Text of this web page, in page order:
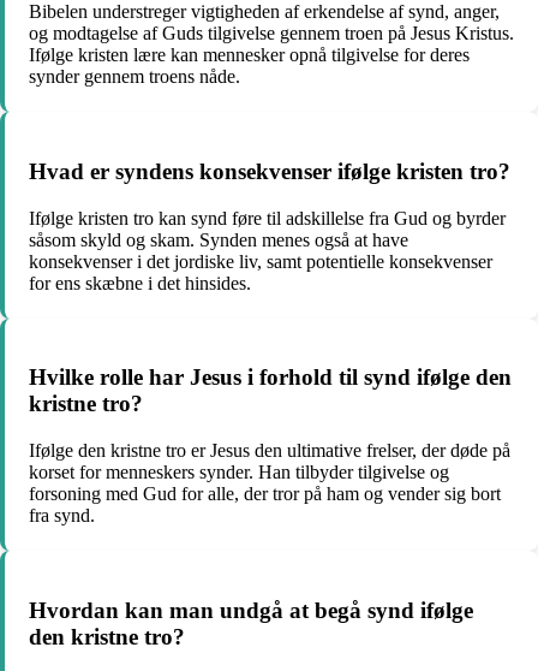
Bibelen understreger vigtigheden af erkendelse af synd, anger,
og modtagelse af Guds tilgivelse gennem troen på Jesus Kristus.
Ifølge kristen lære kan mennesker opnå tilgivelse for deres
synder gennem troens nåde.
Hvad er syndens konsekvenser ifølge kristen tro?
Ifølge kristen tro kan synd føre til adskillelse fra Gud og byrder
såsom skyld og skam. Synden menes også at have
konsekvenser i det jordiske liv, samt potentielle konsekvenser
for ens skæbne i det hinsides.
Hvilke rolle har Jesus i forhold til synd ifølge den
kristne tro?
Ifølge den kristne tro er Jesus den ultimative frelser, der døde på
korset for menneskers synder. Han tilbyder tilgivelse og
forsoning med Gud for alle, der tror på ham og vender sig bort
fra synd.
Hvordan kan man undgå at begå synd ifølge
den kristne tro?